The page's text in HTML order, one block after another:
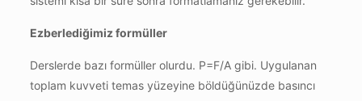
Ezberlediğimiz formüller
Derslerde bazı formüller olurdu. P=F/A gibi. Uygulanan
toplam kuvveti temas yüzeyine böldüğünüzde basıncı